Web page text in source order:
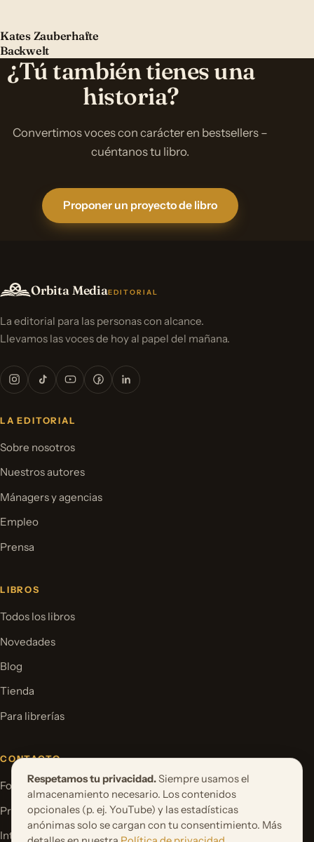
Kates Zauberhafte
Backwelt
¿Tú también tienes una
historia?
Convertimos voces con carácter en bestsellers –
cuéntanos tu libro.
Proponer un proyecto de libro
Orbita MediaEDITORIAL
La editorial para las personas con alcance.
Llevamos las voces de hoy al papel del mañana.
LA EDITORIAL
Sobre nosotros
Nuestros autores
Mánagers y agencias
Empleo
Prensa
LIBROS
Todos los libros
Novedades
Blog
Tienda
Para librerías
CONTACTO
Formulario de contacto
Proponer un proyecto de libro
International Rights
Respetamos tu privacidad. Siempre usamos el
almacenamiento necesario. Los contenidos
opcionales (p. ej. YouTube) y las estadísticas
anónimas solo se cargan con tu consentimiento. Más